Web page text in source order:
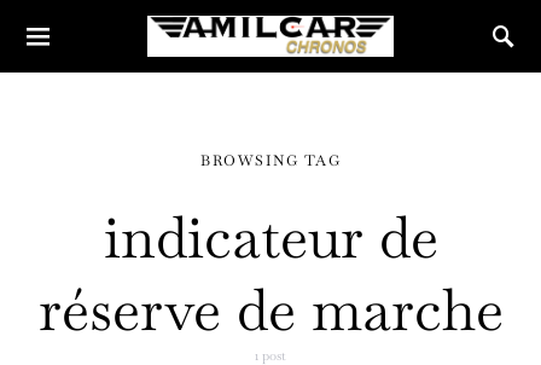
BROWSING TAG
indicateur de
réserve de marche
1 post